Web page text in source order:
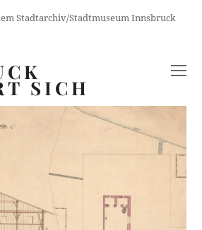
Stadtarchiv/Stadtmuseum Innsbruck
SICH